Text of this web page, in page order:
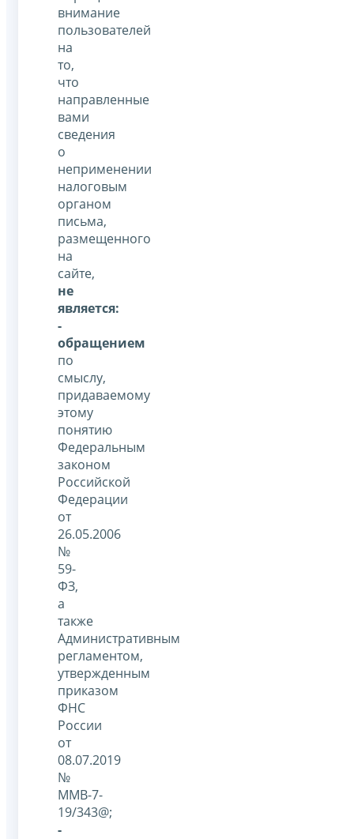
внимание
пользователей
на
то,
что
направленные
вами
сведения
о
неприменении
налоговым
органом
письма,
размещенного
на
сайте,
не
является:
-
обращением
по
смыслу,
придаваемому
этому
понятию
Федеральным
законом
Российской
Федерации
от
26.05.2006
№
59-
ФЗ,
а
также
Административным
регламентом,
утвержденным
приказом
ФНС
России
от
08.07.2019
№
ММВ-7-
19/343@;
-